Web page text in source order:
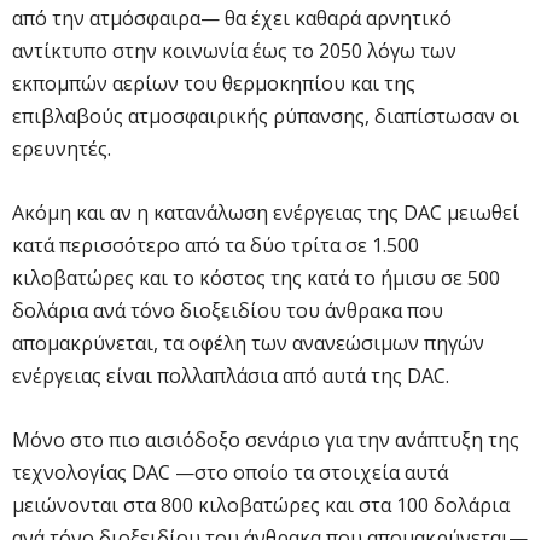
από την ατμόσφαιρα— θα έχει καθαρά αρνητικό
αντίκτυπο στην κοινωνία έως το 2050 λόγω των
εκπομπών αερίων του θερμοκηπίου και της
επιβλαβούς ατμοσφαιρικής ρύπανσης, διαπίστωσαν οι
ερευνητές.
Ακόμη και αν η κατανάλωση ενέργειας της DAC μειωθεί
κατά περισσότερο από τα δύο τρίτα σε 1.500
κιλοβατώρες και το κόστος της κατά το ήμισυ σε 500
δολάρια ανά τόνο διοξειδίου του άνθρακα που
απομακρύνεται, τα οφέλη των ανανεώσιμων πηγών
ενέργειας είναι πολλαπλάσια από αυτά της DAC.
Μόνο στο πιο αισιόδοξο σενάριο για την ανάπτυξη της
τεχνολογίας DAC —στο οποίο τα στοιχεία αυτά
μειώνονται στα 800 κιλοβατώρες και στα 100 δολάρια